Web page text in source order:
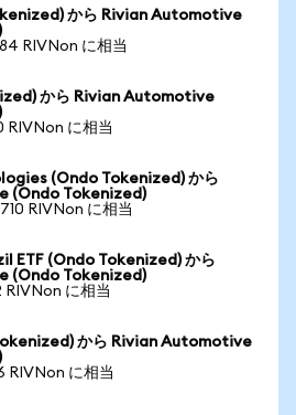
から Rivian Automotive
RIVNon に相当
から Rivian Automotive
RIVNon に相当
(Ondo Tokenized) から
(Ondo Tokenized)
RIVNon に相当
ETF (Ondo Tokenized) から
(Ondo Tokenized)
RIVNon に相当
から Rivian Automotive
RIVNon に相当